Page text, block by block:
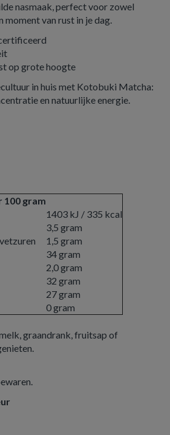
nasmaak, perfect voor zowel
moment van rust in je dag.
op grote hoogte
in huis met Kotobuki Matcha:
en natuurlijke energie.
100 gram
1403 kJ / 335 kcal
3,5 gram
1,5 gram
34 gram
2,0 gram
32 gram
27 gram
0 gram
graandrank, fruitsap of